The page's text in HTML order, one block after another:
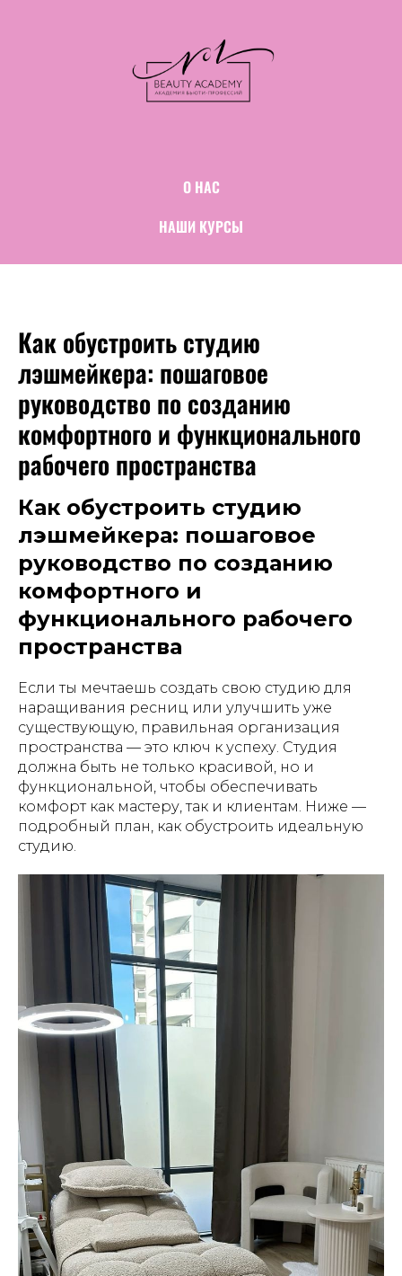
О НАС
НАШИ КУРСЫ
Как обустроить студию
лэшмейкера: пошаговое
руководство по созданию
комфортного и функционального
рабочего пространства
Как обустроить студию
лэшмейкера: пошаговое
руководство по созданию
комфортного и
функционального рабочего
пространства
Если ты мечтаешь создать свою студию для
наращивания ресниц или улучшить уже
существующую, правильная организация
пространства — это ключ к успеху. Студия
должна быть не только красивой, но и
функциональной, чтобы обеспечивать
комфорт как мастеру, так и клиентам. Ниже —
подробный план, как обустроить идеальную
студию.